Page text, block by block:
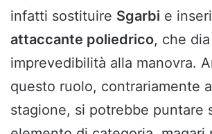
infatti sostituire Sgarbi e
attaccante poliedrico, che
imprevedibilità alla manovra.
questo ruolo, contrariamente
stagione, si potrebbe puntare